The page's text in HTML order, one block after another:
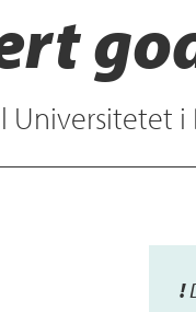
Universitetet i
!